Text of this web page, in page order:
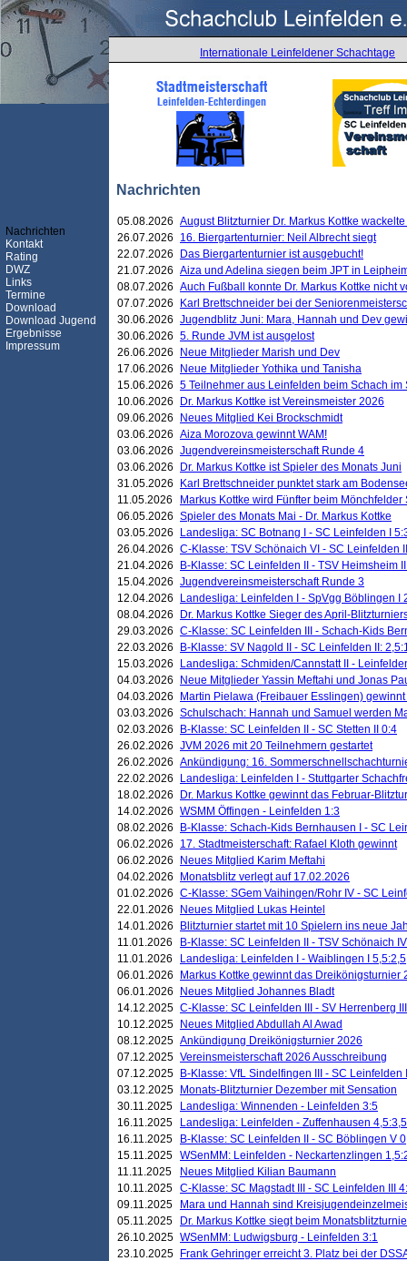
Internationale Leinfeldener Schachtage
Nachrichten
Nachrichten
Kontakt
Rating
DWZ
Links
Termine
Download
Download Jugend
Ergebnisse
Impressum
05.08.2026 August Blitzturnier Dr. Markus Kottke
26.07.2026
16. Biergartenturnier: Neil Albrecht siegt
22.07.2026
Das Biergartenturnier ist ausgebucht!
21.07.2026 Aiza und Adelina siegen beim JPT in
08.07.2026 Auch Fußball konnte Dr. Markus Kottke nicht
07.07.2026
Karl Brettschneider bei der
30.06.2026 Jugendblitz Juni: Mara, Hannah und Dev
30.06.2026 5. Runde JVM ist ausgelost
26.06.2026
Neue Mitglieder Marish und Dev
17.06.2026
Neue Mitglieder Yothika und Tanisha
15.06.2026 5 Teilnehmer aus Leinfelden beim Schach
10.06.2026
Dr. Markus Kottke ist Vereinsmeister 2026
09.06.2026
Neues Mitglied Kei Brockschmidt
03.06.2026 Aiza Morozova gewinnt WAM!
03.06.2026 Jugendvereinsmeisterschaft Runde 4
03.06.2026
Dr. Markus Kottke ist Spieler des Monats Juni
31.05.2026
Karl Brettschneider punktet stark am
11.05.2026
Markus Kottke wird Fünfter beim
06.05.2026 Spieler des Monats Mai - Dr. Markus Kottke
03.05.2026
Landesliga: SC Botnang I - SC Leinfelden I
26.04.2026 C-Klasse: TSV Schönaich VI - SC Leinfelden
21.04.2026
B-Klasse: SC Leinfelden II - TSV Heimsheim
15.04.2026 Jugendvereinsmeisterschaft Runde 3
12.04.2026
Landesliga: Leinfelden I - SpVgg Böblingen I
08.04.2026
Dr. Markus Kottke Sieger des April-
29.03.2026 C-Klasse: SC Leinfelden III - Schach-Kids
22.03.2026
B-Klasse: SV Nagold II - SC Leinfelden II:
15.03.2026
Landesliga: Schmiden/Cannstatt II -
04.03.2026
Neue Mitglieder Yassin Meftahi und Jonas
04.03.2026
Martin Pielawa (Freibauer Esslingen)
03.03.2026 Schulschach: Hannah und Samuel werden
02.03.2026
B-Klasse: SC Leinfelden II - SC Stetten II 0:4
26.02.2026 JVM 2026 mit 20 Teilnehmern gestartet
26.02.2026 Ankündigung: 16.
22.02.2026
Landesliga: Leinfelden I - Stuttgarter
18.02.2026
Dr. Markus Kottke gewinnt das Februar-
14.02.2026 WSMM Öffingen - Leinfelden 1:3
08.02.2026
B-Klasse: Schach-Kids Bernhausen I - SC
06.02.2026
17. Stadtmeisterschaft: Rafael Kloth gewinnt
06.02.2026
Neues Mitglied Karim Meftahi
04.02.2026
Monatsblitz verlegt auf 17.02.2026
01.02.2026 C-Klasse: SGem Vaihingen/Rohr IV - SC
22.01.2026
Neues Mitglied Lukas Heintel
14.01.2026
Blitzturnier startet mit 10 Spielern ins neue
11.01.2026
B-Klasse: SC Leinfelden II - TSV Schönaich
11.01.2026
Landesliga: Leinfelden I - Waiblingen I 5,5:2,5
06.01.2026
Markus Kottke gewinnt das Dreikönigsturnier
06.01.2026
Neues Mitglied Johannes Bladt
14.12.2025 C-Klasse: SC Leinfelden III - SV Herrenberg
10.12.2025
Neues Mitglied Abdullah Al Awad
08.12.2025 Ankündigung Dreikönigsturnier 2026
07.12.2025 Vereinsmeisterschaft 2026 Ausschreibung
07.12.2025
B-Klasse: VfL Sindelfingen III - SC Leinfelden
03.12.2025
Monats-Blitzturnier Dezember mit Sensation
30.11.2025
Landesliga: Winnenden - Leinfelden 3:5
16.11.2025
Landesliga: Leinfelden - Zuffenhausen 4,5:3,5
16.11.2025
B-Klasse: SC Leinfelden II - SC Böblingen V
15.11.2025 WSenMM: Leinfelden - Neckartenzlingen
11.11.2025
Neues Mitglied Kilian Baumann
10.11.2025 C-Klasse: SC Magstadt III - SC Leinfelden III
09.11.2025
Mara und Hannah sind
05.11.2025
Dr. Markus Kottke siegt beim
26.10.2025 WSenMM: Ludwigsburg - Leinfelden 3:1
23.10.2025
Frank Gehringer erreicht 3. Platz bei der